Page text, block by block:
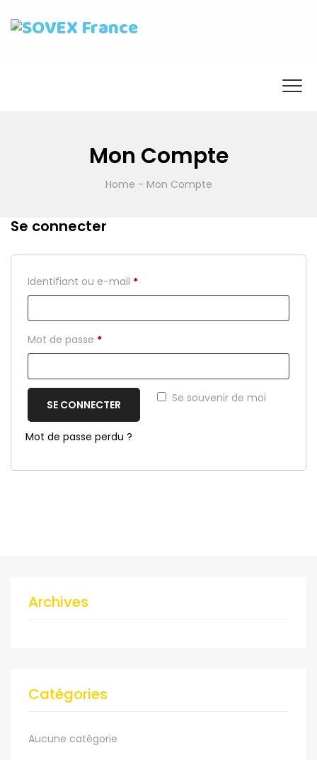
Mon Compte
Home - Mon Compte
Se connecter
Identifiant ou e-mail *Obligatoire
Mot de passe *Obligatoire
Se souvenir de moi
SE CONNECTER
Mot de passe perdu ?
Archives
Catégories
Aucune catégorie